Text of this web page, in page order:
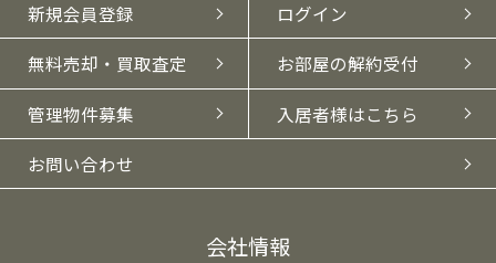
新規会員登録 ログイン
無料売却・買取査定 お部屋の解約受付
管理物件募集 入居者様はこちら
お問い合わせ
会社情報